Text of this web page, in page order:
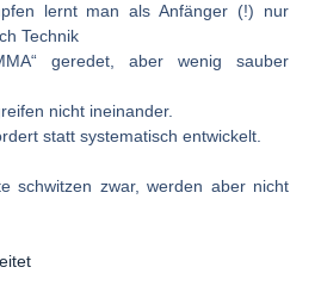
lernt man als Anfänger (!) nur
Technik
geredet, aber wenig sauber
nicht ineinander.
statt systematisch entwickelt.
schwitzen zwar, werden aber nicht